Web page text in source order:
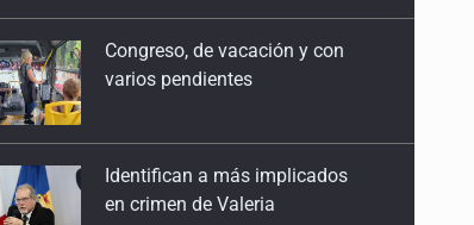
Congreso, de vacación y con
varios pendientes
Identifican a más implicados
en crimen de Valeria